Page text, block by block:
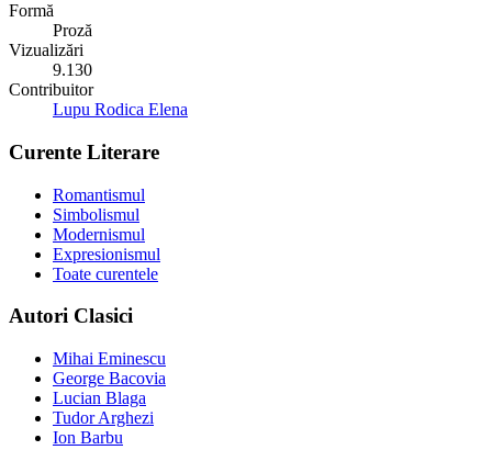
Formă
Proză
Vizualizări
9.130
Contribuitor
Lupu Rodica Elena
Curente Literare
Romantismul
Simbolismul
Modernismul
Expresionismul
Toate curentele
Autori Clasici
Mihai Eminescu
George Bacovia
Lucian Blaga
Tudor Arghezi
Ion Barbu